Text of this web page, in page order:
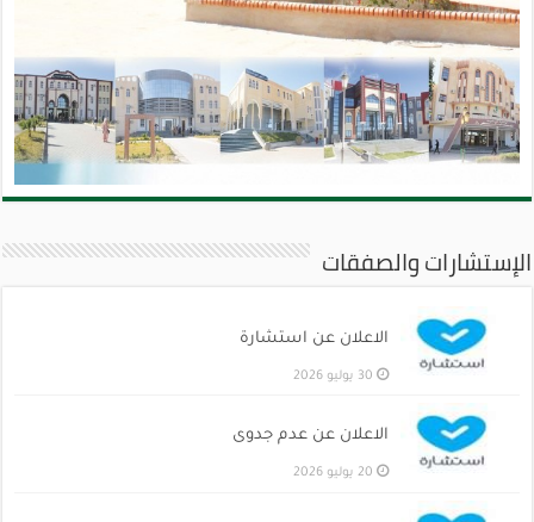
الإستشارات والصفقات
الاعلان عن استشارة
30 يوليو 2026
الاعلان عن عدم جدوى
20 يوليو 2026